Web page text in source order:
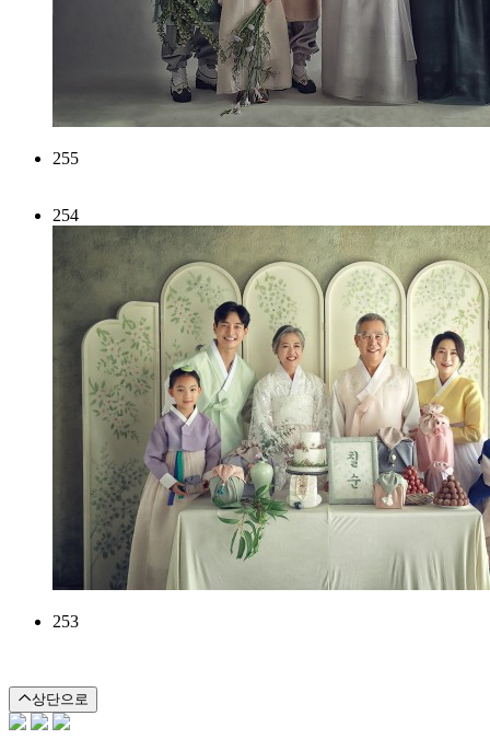
255
254
253
상단으로